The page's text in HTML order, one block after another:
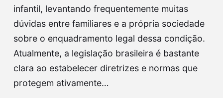
infantil, levantando frequentemente muitas
dúvidas entre familiares e a própria sociedade
sobre o enquadramento legal dessa condição.
Atualmente, a legislação brasileira é bastante
clara ao estabelecer diretrizes e normas que
protegem ativamente…